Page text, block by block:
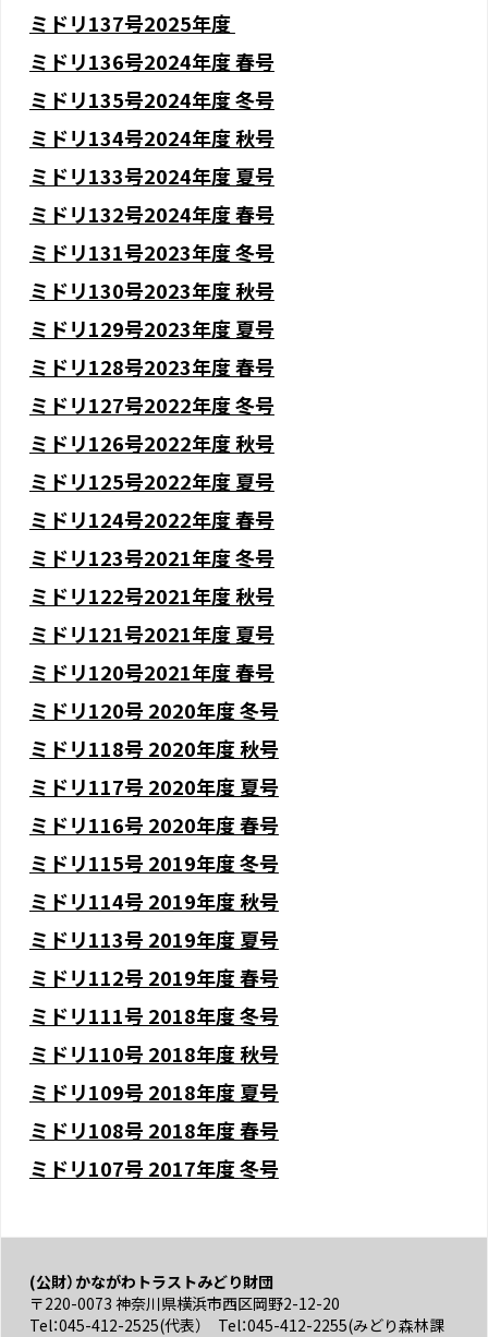
ミドリ137号2025年度
ミドリ136号2024年度 春号
ミドリ135号2024年度 冬号
ミドリ134号2024年度 秋号
ミドリ133号2024年度 夏号
ミドリ132号2024年度 春号
ミドリ131号2023年度 冬号
ミドリ130号2023年度 秋号
ミドリ129号2023年度 夏号
ミドリ128号2023年度 春号
ミドリ127号2022年度 冬号
ミドリ126号2022年度 秋号
ミドリ125号2022年度 夏号
ミドリ124号2022年度 春号
ミドリ123号2021年度 冬号
ミドリ122号2021年度 秋号
ミドリ121号2021年度 夏号
ミドリ120号2021年度 春号
ミドリ120号 2020年度 冬号
ミドリ118号 2020年度 秋号
ミドリ117号 2020年度 夏号
ミドリ116号 2020年度 春号
ミドリ115号 2019年度 冬号
ミドリ114号 2019年度 秋号
ミドリ113号 2019年度 夏号
ミドリ112号 2019年度 春号
ミドリ111号 2018年度 冬号
ミドリ110号 2018年度 秋号
ミドリ109号 2018年度 夏号
ミドリ108号 2018年度 春号
ミドリ107号 2017年度冬号
(公財）かながわトラストみどり財団
〒220-0073 神奈川県横浜市西区岡野2-12-20
Tel：045-412-2525(代表） Tel：045-412-2255(みどり森林課